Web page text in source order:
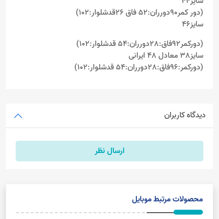
(دور کمر90دورران:52 فاق 26قدشلوار:102)
سایز46
(دورکمر92فاق:28دورران:54 قدشلوار:102)
سایز38 معادل 48 ایرانی
(دورکمر:96فاق:28دورران:54 قدشلوار:102)
دیدگاه کاربران
ارسال نظر
محصولات مرتبط موبایل